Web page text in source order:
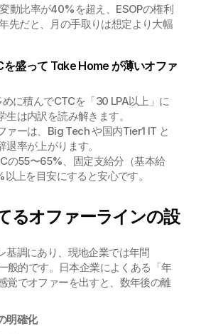
動比率が40%を超え、ESOPの権利
先だと、月の手取りは想定より大幅
盛って Take Home が薄いオファ
に積んでCTCを「30 LPA以上」に
生は内訳を読み解きます。
ァーは、Big Tech や国内Tier1 IT と
率が上がります。
の55〜65%、固定支給分（基本給
上を目安にすると安心です。
るオファーラインの設
基調にあり、現地企業では年間
般的です。日本企業によくある「年
覚でオファーを出すと、数年後の離
明確化